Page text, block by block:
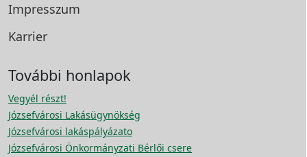
Impresszum
Karrier
További honlapok
Vegyél részt!
Józsefvárosi Lakásügynökség
Józsefvárosi lakáspályázato
Józsefvárosi Önkormányzati Bérlői csere